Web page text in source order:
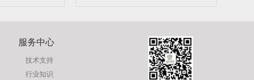
服务中心
技术支持
行业知识